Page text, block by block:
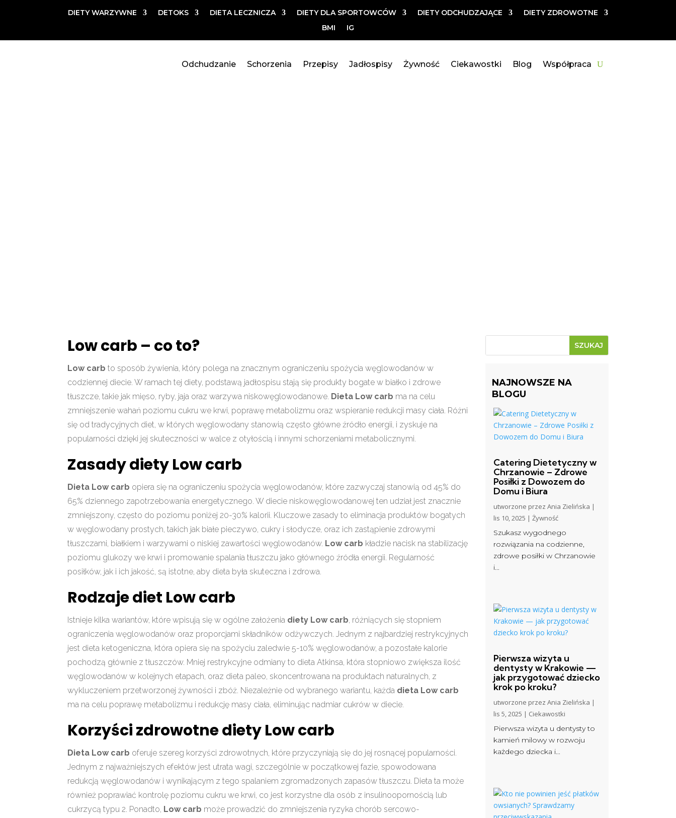
DIETY WARZYWNE DETOKS DIETA LECZNICZA DIETY DLA SPORTOWCÓW DIETY ODCHUDZAJĄCE
DIETY ZDROWOTNE
BMI
IG
Odchudzanie Schorzenia Przepisy Jadłospisy Żywność Ciekawostki Blog Współpraca
Low carb – co to?
Low carb to sposób żywienia, który polega na znacznym ograniczeniu spożycia węglowodanów w
codziennej diecie. W ramach tej diety, podstawą jadłospisu stają się produkty bogate w białko i zdrowe
tłuszcze, takie jak mięso, ryby, jaja oraz warzywa niskowęglowodanowe. Dieta Low carb ma na celu
zmniejszenie wahań poziomu cukru we krwi, poprawę metabolizmu oraz wspieranie redukcji masy ciała. Różni
się od tradycyjnych diet, w których węglowodany stanowią często główne źródło energii, i zyskuje na
popularności dzięki jej skuteczności w walce z otyłością i innymi schorzeniami metabolicznymi.
Zasady diety Low carb
Dieta Low carb opiera się na ograniczeniu spożycia węglowodanów, które zazwyczaj stanowią od 45% do
65% dziennego zapotrzebowania energetycznego. W diecie niskowęglowodanowej ten udział jest znacznie
zmniejszony, często do poziomu poniżej 20-30% kalorii. Kluczowe zasady to eliminacja produktów bogatych
w węglowodany prostych, takich jak białe pieczywo, cukry i słodycze, oraz ich zastąpienie zdrowymi
tłuszczami, białkiem i warzywami o niskiej zawartości węglowodanów. Low carb kładzie nacisk na stabilizację
poziomu glukozy we krwi i promowanie spalania tłuszczu jako głównego źródła energii. Regularność
posiłków, jak i ich jakość, są istotne, aby dieta była skuteczna i zdrowa.
Rodzaje diet Low carb
Istnieje kilka wariantów, które wpisują się w ogólne założenia diety Low carb, różniących się stopniem
ograniczenia węglowodanów oraz proporcjami składników odżywczych. Jednym z najbardziej restrykcyjnych
jest dieta ketogeniczna, która opiera się na spożyciu zaledwie 5-10% węglowodanów, a pozostałe kalorie
pochodzą głównie z tłuszczów. Mniej restrykcyjne odmiany to dieta Atkinsa, która stopniowo zwiększa ilość
węglowodanów w kolejnych etapach, oraz dieta paleo, skoncentrowana na produktach naturalnych, z
wykluczeniem przetworzonej żywności i zbóż. Niezależnie od wybranego wariantu, każda dieta Low carb
ma na celu poprawę metabolizmu i redukcję masy ciała, eliminując nadmiar cukrów w diecie.
Korzyści zdrowotne diety Low carb
Dieta Low carb oferuje szereg korzyści zdrowotnych, które przyczyniają się do jej rosnącej popularności.
Jednym z najważniejszych efektów jest utrata wagi, szczególnie w początkowej fazie, spowodowana
redukcją węglowodanów i wynikającym z tego spalaniem zgromadzonych zapasów tłuszczu. Dieta ta może
również poprawiać kontrolę poziomu cukru we krwi, co jest korzystne dla osób z insulinoopornością lub
cukrzycą typu 2. Ponadto, Low carb może prowadzić do zmniejszenia ryzyka chorób sercowo-
NAJNOWSZE NA
BLOGU
Catering Dietetyczny w
Chrzanowie – Zdrowe
Posiłki z Dowozem do
Domu i Biura
utworzone przezAnia Zielińska |
lis 10, 2025 |Żywność
Szukasz wygodnego
rozwiązania na codzienne,
zdrowe posiłki w Chrzanowie
i...
Pierwsza wizyta u
dentysty w Krakowie —
jak przygotować dziecko
krok po kroku?
utworzone przezAnia Zielińska |
lis 5, 2025 | Ciekawostki
Pierwsza wizyta u dentysty to
kamień milowy w rozwoju
każdego dziecka i...